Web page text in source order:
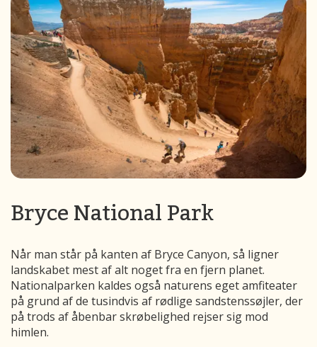
Bryce National Park
Når man står på kanten af Bryce Canyon, så ligner
landskabet mest af alt noget fra en fjern planet.
Nationalparken kaldes også naturens eget amfiteater
på grund af de tusindvis af rødlige sandstenssøjler, der
på trods af åbenbar skrøbelighed rejser sig mod
himlen.